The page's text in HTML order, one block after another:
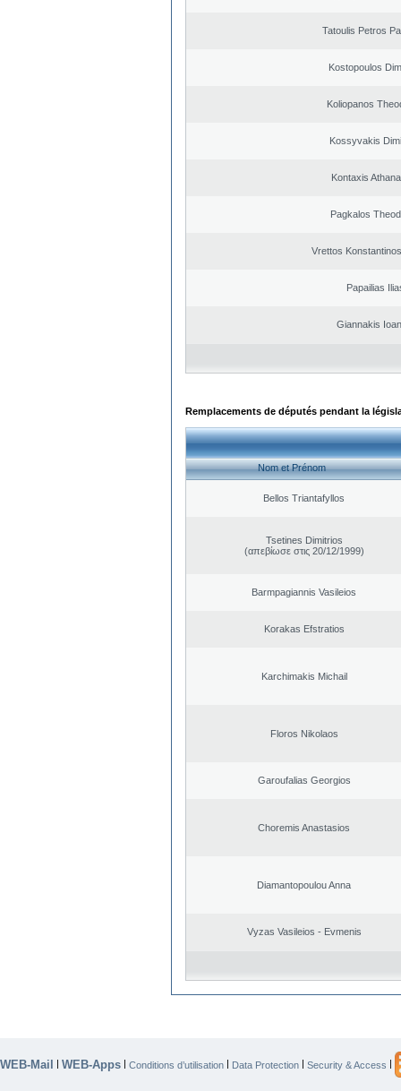
Tatoulis Petros
Kostopoulos
Koliopanos
Kossyvakis
Kontaxis
Pagkalos
Vrettos
Papailias
Giannakis
Remplacements de députés pendant la
Nom et Prénom
Bellos Triantafyllos
Tsetines Dimitrios
(απεβίωσε στις 20/12/1999)
Barmpagiannis Vasileios
Korakas Efstratios
Karchimakis Michail
Floros Nikolaos
Garoufalias Georgios
Choremis Anastasios
Diamantopoulou Anna
Vyzas Vasileios - Evmenis
WEB-Mail | WEB-Apps | Conditions d’utilisation | Data Protection | Security & Access |